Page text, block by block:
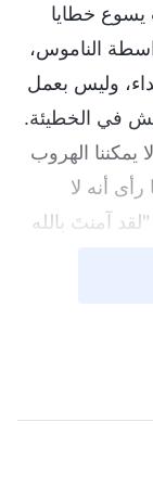
يسوع خطايا
الناموس،
وليس بعمل
في الخطيئة.
يمكننا الهروب
أنه لا
آمنتَ بالله
قول أي شيء
الرب عاد، لم
جدًا أيضًا؟
للدخول